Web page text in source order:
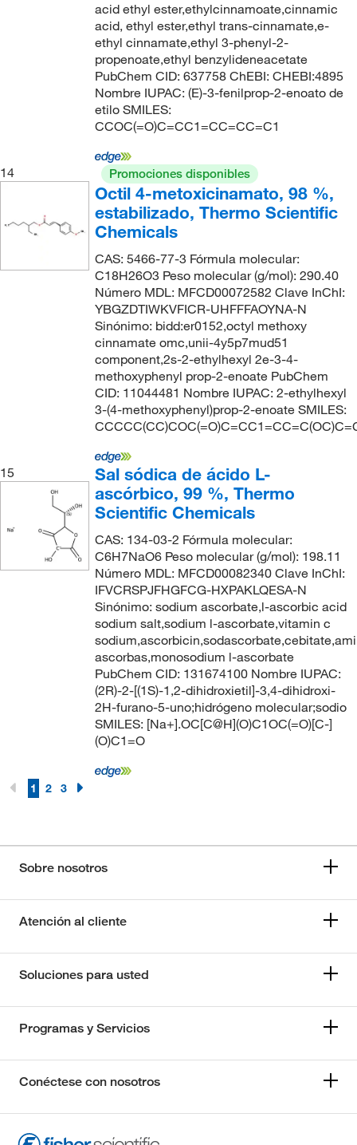
acid ethyl ester,ethylcinnamoate,cinnamic
acid, ethyl ester,ethyl trans-cinnamate,e-
ethyl cinnamate,ethyl 3-phenyl-2-
propenoate,ethyl benzylideneacetate
PubChem CID: 637758 ChEBI: CHEBI:4895
Nombre IUPAC: (E)-3-fenilprop-2-enoato de
etilo SMILES:
CCOC(=O)C=CC1=CC=CC=C1
14 Promociones disponibles
Octil 4-metoxicinamato, 98 %,
estabilizado, Thermo Scientific
Chemicals
CAS: 5466-77-3 Fórmula molecular:
C18H26O3 Peso molecular (g/mol): 290.40
Número MDL: MFCD00072582 Clave InChI:
YBGZDTIWKVFICR-UHFFFAOYNA-N
Sinónimo: bidd:er0152,octyl methoxy
cinnamate omc,unii-4y5p7mud51
component,2s-2-ethylhexyl 2e-3-4-
methoxyphenyl prop-2-enoate PubChem
CID: 11044481 Nombre IUPAC: 2-ethylhexyl
3-(4-methoxyphenyl)prop-2-enoate SMILES:
15
Sal sódica de ácido L-
ascórbico, 99 %, Thermo
Scientific Chemicals
CAS: 134-03-2 Fórmula molecular:
C6H7NaO6 Peso molecular (g/mol): 198.11
Número MDL: MFCD00082340 Clave InChI:
IFVCRSPJFHGFCG-HXPAKLQESA-N
Sinónimo: sodium ascorbate,l-ascorbic acid
sodium salt,sodium l-ascorbate,vitamin c
ascorbas,monosodium l-ascorbate
PubChem CID: 131674100 Nombre IUPAC:
(2R)-2-[(1S)-1,2-dihidroxietil]-3,4-dihidroxi-
2H-furano-5-uno;hidrógeno molecular;sodio
SMILES: [Na+].OC[C@H](O)C1OC(=O)[C-]
(O)C1=O
1 2 3
Sobre nosotros
Atención al cliente
Soluciones para usted
Programas y Servicios
Conéctese con nosotros